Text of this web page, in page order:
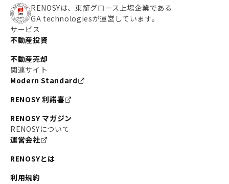
RENOSYは、東証グロース上場企業である
GA technologiesが運営しています。
サービス
不動産投資
不動産売却
関連サイト
Modern Standard
RENOSY 利諾喜
RENOSY マガジン
RENOSYについて
運営会社
RENOSYとは
利用規約